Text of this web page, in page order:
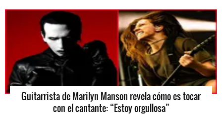
Guitarrista de Marilyn Manson revela cómo es tocar
con el cantante: “Estoy orgullosa”